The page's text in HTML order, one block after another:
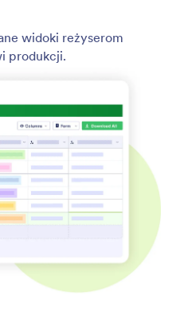
widoki reżyserom
produkcji.